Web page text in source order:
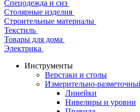
Спецодежда и сиз
Столярные изделия
Строительные материалы
Текстиль
Товары для дома
Электрика
Инструменты
Верстаки и столы
Измерительно-
Линейки
Нивелиры и уровни